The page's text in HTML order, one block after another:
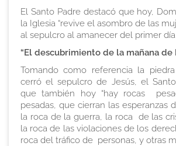
El Santo Padre destacó que hoy,
la Iglesia “revive el asombro de las
al sepulcro al amanecer del primer
“El descubrimiento de la mañana de
Tomando como referencia la
cerró el sepulcro de Jesús, el
que también hoy “hay rocas
pesadas, que cierran las esperanzas
la roca de la guerra, la roca de las
la roca de las violaciones de los
roca del tráfico de personas, y otras